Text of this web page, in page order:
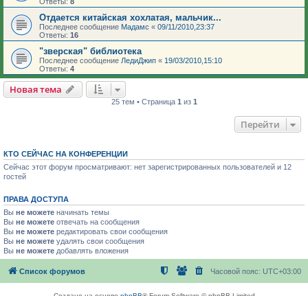
Отдается китайская хохлатая, мальчик...
Последнее сообщение Мадамс « 09/11/2010,23:37
Ответы: 16
"зверская" библиотека
Последнее сообщение ЛедиДжип « 19/03/2010,15:10
Ответы: 4
Новая тема
25 тем • Страница 1 из 1
Перейти
КТО СЕЙЧАС НА КОНФЕРЕНЦИИ
Сейчас этот форум просматривают: нет зарегистрированных пользователей и 12
гостей
ПРАВА ДОСТУПА
Вы не можете начинать темы
Вы не можете отвечать на сообщения
Вы не можете редактировать свои сообщения
Вы не можете удалять свои сообщения
Вы не можете добавлять вложения
Список форумов Часовой пояс: UTC+03:00